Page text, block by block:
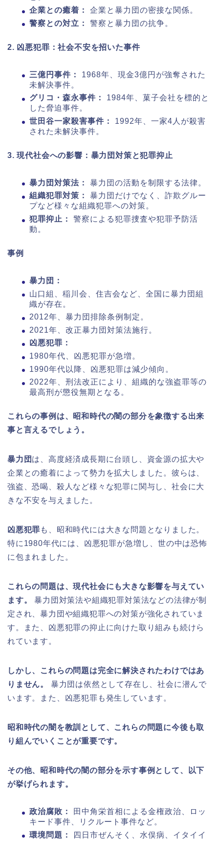
企業との癒着：
企業と暴力団の密接な関係。
警察との対立：
警察と暴力団の抗争。
2. 凶悪犯罪：社会不安を招いた事件
三億円事件：
1968年、現金3億円が強奪された
未解決事件。
グリコ・森永事件：
1984年、菓子会社を標的と
した脅迫事件。
世田谷一家殺害事件：
1992年、一家4人が殺害
された未解決事件。
3. 現代社会への影響：暴力団対策と犯罪抑止
暴力団対策法：
暴力団の活動を制限する法律。
組織犯罪対策：
暴力団だけでなく、詐欺グルー
プなど様々な組織犯罪への対策。
犯罪抑止：
警察による犯罪捜査や犯罪予防活
動。
事例
暴力団：
山口組、稲川会、住吉会など、全国に暴力団組
織が存在。
2012年、暴力団排除条例制定。
2021年、改正暴力団対策法施行。
凶悪犯罪：
1980年代、凶悪犯罪が急増。
1990年代以降、凶悪犯罪は減少傾向。
2022年、刑法改正により、組織的な強盗罪等の
最高刑が懲役無期となる。
これらの事例は、昭和時代の闇の部分を象徴する出来
事と言えるでしょう。
暴力団 は、高度経済成長期に台頭し、資金源の拡大や
企業との癒着によって勢力を拡大しました。彼らは、
強盗、恐喝、殺人など様々な犯罪に関与し、社会に大
きな不安を与えました。
凶悪犯罪 も、昭和時代には大きな問題となりました。
特に1980年代には、凶悪犯罪が急増し、世の中は恐怖
に包まれました。
これらの問題は、現代社会にも大きな影響を与えてい
ます。
暴力団対策法や組織犯罪対策法などの法律が制
定され、暴力団や組織犯罪への対策が強化されていま
す。また、凶悪犯罪の抑止に向けた取り組みも続けら
れています。
しかし、これらの問題は完全に解決されたわけではあ
りません。
暴力団は依然として存在し、社会に潜んで
います。また、凶悪犯罪も発生しています。
昭和時代の闇を教訓として、これらの問題に今後も取
り組んでいくことが重要です。
その他、昭和時代の闇の部分を示す事例として、以下
が挙げられます。
政治腐敗：
田中角栄首相による金権政治、ロッ
キード事件、リクルート事件など。
環境問題：
四日市ぜんそく、水俣病、イタイイ